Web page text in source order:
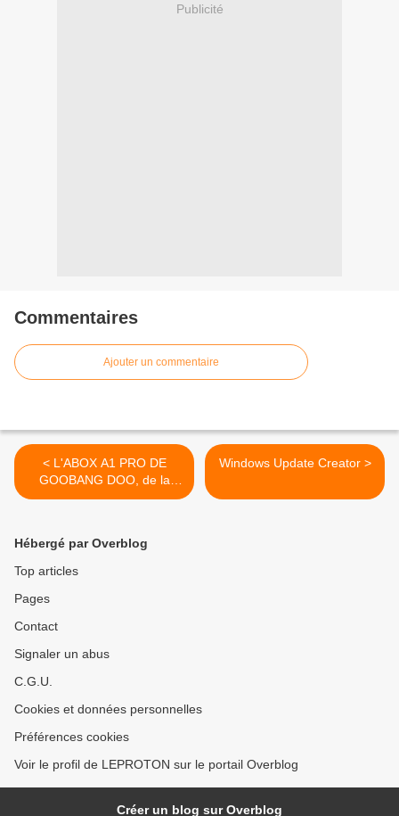
Publicité
Commentaires
Ajouter un commentaire
< L'ABOX A1 PRO DE
GOOBANG DOO, de la
connectique et une vraie
Windows Update Creator >
Hébergé par Overblog
Top articles
Pages
Contact
Signaler un abus
C.G.U.
Cookies et données personnelles
Préférences cookies
Voir le profil de LEPROTON sur le portail Overblog
Créer un blog sur Overblog